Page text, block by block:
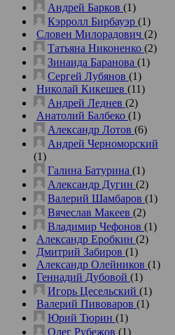
Андрей Барков (1)
Кэрролл Бирбауэр (1)
Словен Милорадович (2)
Татьяна Никоненко (2)
Зинаида Баранова (1)
Сергей Лубянов (1)
Николай Кикешев (11)
Андрей Леднев (2)
Анатолий Балбеко (1)
Александр Лотов (6)
Андрей Черноморский
(1)
Галина Батурина (1)
Александр Дугин (2)
Валерий Шамбаров (1)
Вячеслав Макеев (2)
Владимир Чефонов (1)
Александр Еробкин (2)
Дмитрий Забиров (1)
Александр Олейников (1)
Геннадий Дубовой (1)
Игорь Цесельский (1)
Валерий Пивоваров (1)
Юрий Тюрин (1)
Олег Рубежов (1)